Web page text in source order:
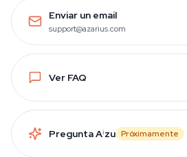
Enviar un email
support@azarius.com
Ver FAQ
Pregunta Aizu Próximamente